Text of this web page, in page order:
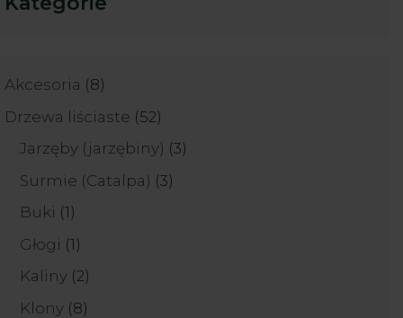
Akcesoria 88
produktów
Drzewa liściaste 5252
produkty
Jarzęby (jarzębiny) 33
Surmie (Catalpa) 33
Buki 11
produkt
Głogi 11
produkt
Kaliny 22
produkty
Klony 88